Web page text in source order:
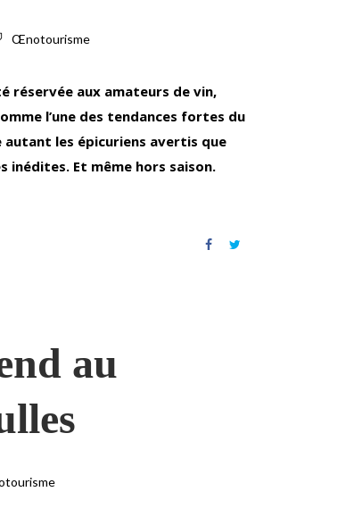
Œnotourisme
réservée aux amateurs de vin,
l’une des tendances fortes du
autant les épicuriens avertis que
inédites. Et même hors saison.
au